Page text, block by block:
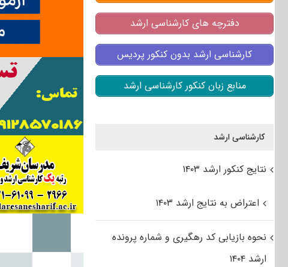
دفترچه های کارشناسی ارشد
کارشناسی ارشد بدون کنکور پردیس
منابع زبان کنکور کارشناسی ارشد
کارشناسی ارشد
نتایج کنکور ارشد ۱۴۰۳
اعتراض به نتایج ارشد ۱۴۰۳
نحوه بازیابی کد رهگیری و شماره پرونده
ارشد ۱۴۰۴